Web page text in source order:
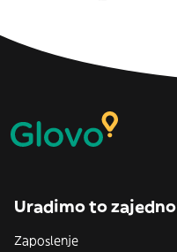
Uradimo to zajedno
Zaposlenje